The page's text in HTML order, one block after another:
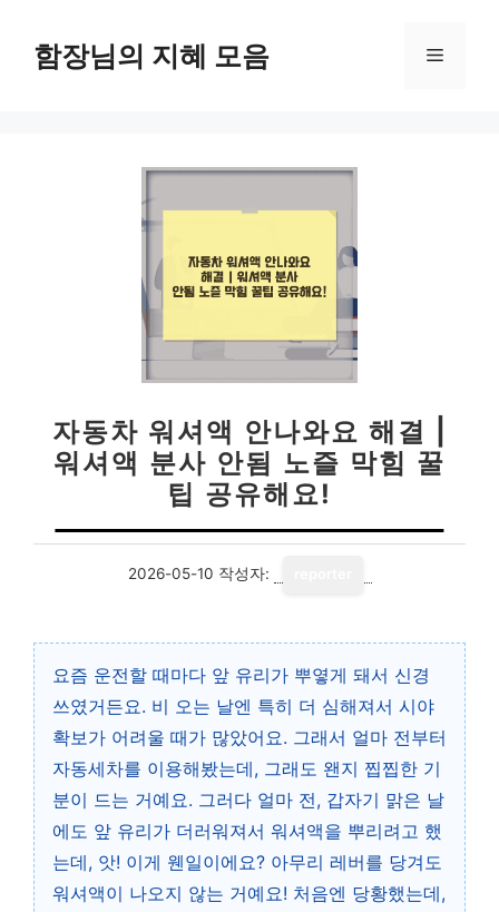
함장님의 지혜 모음 메
자동차 워셔액 안나와요 해결 |
워셔액 분사 안됨 노즐 막힘 꿀
팁 공유해요!
2026-05-10 작성자:
요즘 운전할 때마다 앞 유리가 뿌옇게 돼서 신경
쓰였거든요. 비 오는 날엔 특히 더 심해져서 시야
확보가 어려울 때가 많았어요. 그래서 얼마 전부터
자동세차를 이용해봤는데, 그래도 왠지 찝찝한 기
분이 드는 거예요. 그러다 얼마 전, 갑자기 맑은 날
에도 앞 유리가 더러워져서 워셔액을 뿌리려고 했
는데, 앗! 이게 웬일이에요? 아무리 레버를 당겨도
워셔액이 나오지 않는 거예요! 처음엔 당황했는데,